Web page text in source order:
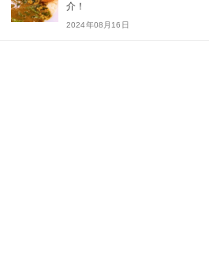
介！
2024年08月16日